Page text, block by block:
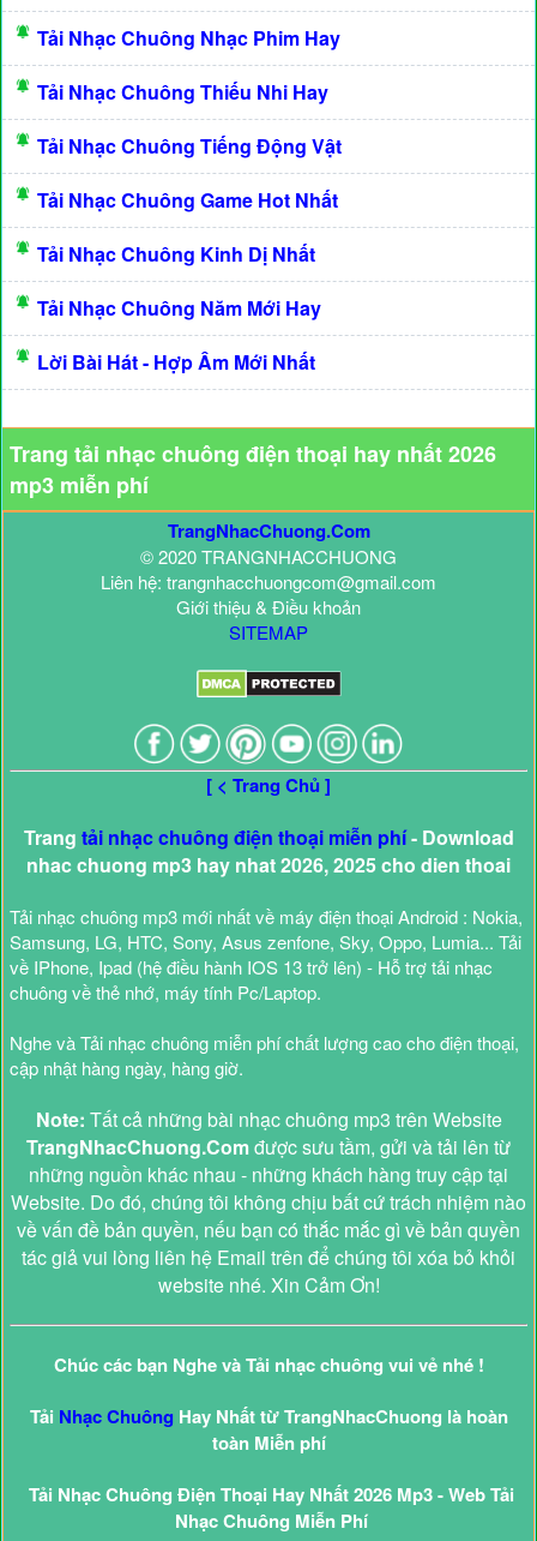
Tải Nhạc Chuông Nhạc Phim Hay
Tải Nhạc Chuông Thiếu Nhi Hay
Tải Nhạc Chuông Tiếng Động Vật
Tải Nhạc Chuông Game Hot Nhất
Tải Nhạc Chuông Kinh Dị Nhất
Tải Nhạc Chuông Năm Mới Hay
Lời Bài Hát - Hợp Âm Mới Nhất
Trang tải nhạc chuông điện thoại hay nhất 2026
mp3 miễn phí
TrangNhacChuong.Com
© 2020 TRANGNHACCHUONG
Liên hệ: trangnhacchuongcom@gmail.com
Giới thiệu & Điều khoản
SITEMAP
[ < Trang Chủ ]
Trang tải nhạc chuông điện thoại miễn phí- Download
nhac chuong mp3 hay nhat 2026, 2025 cho dien thoai
Tải nhạc chuông mp3 mới nhất về máy điện thoại Android : Nokia,
Samsung, LG, HTC, Sony, Asus zenfone, Sky, Oppo, Lumia... Tải
về IPhone, Ipad (hệ điều hành IOS 13 trở lên) - Hỗ trợ tải nhạc
chuông về thẻ nhớ, máy tính Pc/Laptop.
Nghe và Tải nhạc chuông miễn phí chất lượng cao cho điện thoại,
cập nhật hàng ngày, hàng giờ.
Note: Tất cả những bài nhạc chuông mp3 trên Website
TrangNhacChuong.Comđược sưu tầm, gửi và tải lên từ
những nguồn khác nhau - những khách hàng truy cập tại
Website. Do đó, chúng tôi không chịu bất cứ trách nhiệm nào
về vấn đề bản quyền, nếu bạn có thắc mắc gì về bản quyền
tác giả vui lòng liên hệ Email trên để chúng tôi xóa bỏ khỏi
website nhé. Xin Cảm Ơn!
Chúc các bạn Nghe và Tải nhạc chuông vui vẻ nhé !
Tải Nhạc Chuông Hay Nhất từ TrangNhacChuong là hoàn
toàn Miễn phí
Tải Nhạc Chuông Điện Thoại Hay Nhất 2026 Mp3 - Web Tải
Nhạc Chuông Miễn Phí